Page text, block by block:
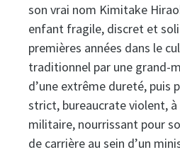
son vrai nom Kimitake
enfant fragile, discret et
premières années dans le
traditionnel par une grand-
d’une extrême dureté, puis
strict, bureaucrate violent, à
militaire, nourrissant pour
de carrière au sein d’un